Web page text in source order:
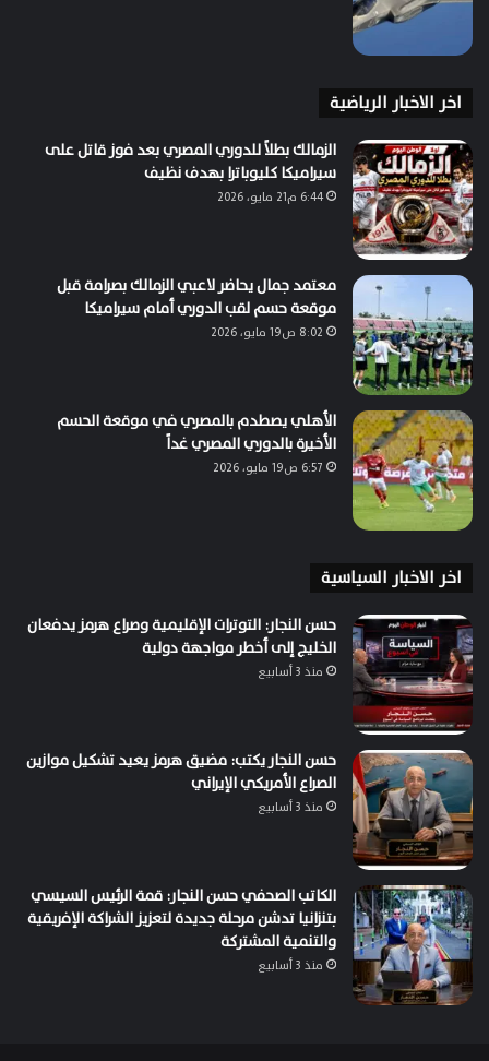
اخر الاخبار الرياضية
الزمالك بطلاً للدوري المصري بعد فوز قاتل على
سيراميكا كليوباترا بهدف نظيف
6:44 م21 مايو، 2026
معتمد جمال يحاضر لاعبي الزمالك بصرامة قبل
موقعة حسم لقب الدوري أمام سيراميكا
8:02 ص19 مايو، 2026
الأهلي يصطدم بالمصري في موقعة الحسم
الأخيرة بالدوري المصري غداً
6:57 ص19 مايو، 2026
اخر الاخبار السياسية
حسن النجار: التوترات الإقليمية وصراع هرمز يدفعان
الخليج إلى أخطر مواجهة دولية
منذ 3 أسابيع
حسن النجار يكتب: مضيق هرمز يعيد تشكيل موازين
الصراع الأمريكي الإيراني
منذ 3 أسابيع
الكاتب الصحفي حسن النجار: قمة الرئيس السيسي
بتنزانيا تدشن مرحلة جديدة لتعزيز الشراكة الإفريقية
والتنمية المشتركة
منذ 3 أسابيع